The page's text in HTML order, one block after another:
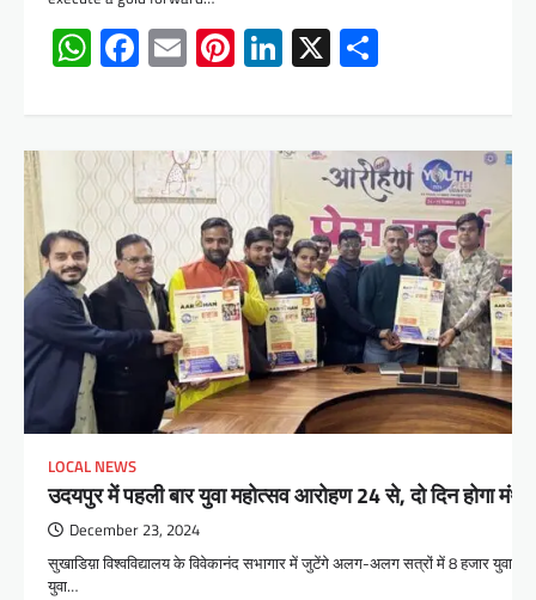
WhatsApp
Facebook
EmailPinterest
LinkedIn
X
LOCAL NEWS
उदयपुर में पहली बार युवा महोत्सव आरोहण 24 से, दो दिन होगा मंथन
December 23, 2024
सुखाडिय़ा विश्वविद्यालय के विवेकानंद सभागार में जुटेंगे अलग-अलग सत्रों में 8 हजार युवा
युवा…